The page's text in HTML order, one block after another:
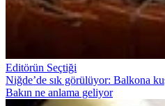
Editörün Seçtiği
Niğde’de sık görülüyor: Balkona
Bakın ne anlama geliyor